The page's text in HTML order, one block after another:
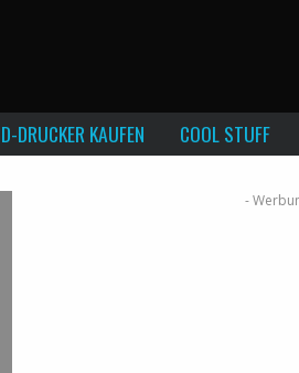
DRUCKER KAUFEN COOL STUFF